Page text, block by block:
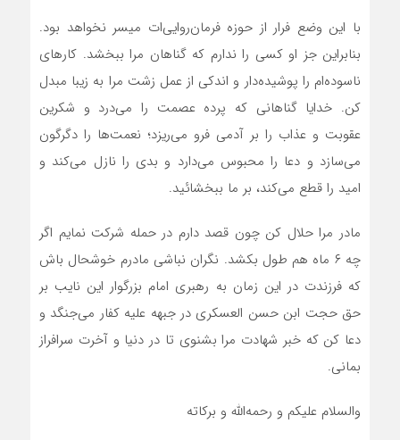
با این وضع فرار از حوزه فرمان‌روایی‌ات میسر نخواهد بود.
بنابراین جز او کسی را ندارم که گناهان مرا ببخشد. کارهای
ناسوده‌ام را پوشیده‌دار و اندکی از عمل زشت مرا به زیبا مبدل
کن. خدایا گناهانی که پرده عصمت را می‌درد و شکرین
عقوبت و عذاب را بر آدمی فرو می‌ریزد؛ نعمت‌ها را دگرگون
می‌سازد و دعا را محبوس می‌دارد و بدی را نازل می‌کند و
امید را قطع می‌کند، بر ما ببخشائید.
مادر مرا حلال کن چون قصد دارم در حمله شرکت نمایم اگر
چه ۶ ماه هم طول بکشد. نگران نباشی مادرم خوشحال باش
که فرزندت در این زمان به رهبری امام بزرگوار این نایب بر
حق حجت ابن حسن العسکری در جبهه علیه کفار می‌جنگد و
دعا کن که خبر شهادت مرا بشنوی تا در دنیا و آخرت سرافراز
بمانی.
والسلام علیکم و رحمه‌الله و برکاته